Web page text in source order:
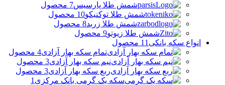
شمش طلا پارسیس7 محصول
شمش طلا توکنیکو10 محصول
شمش طلا زربد8 محصول
شمش طلا زیوتو9 محصول
انواع سکه بانکی 11 محصول
تمام سکه بهار آزادی4 محصول
نیم سکه بهار آزادی3 محصول
ربع سکه بهار آزادی3 محصول
سکه یک گرمی بانک مرکزی 1